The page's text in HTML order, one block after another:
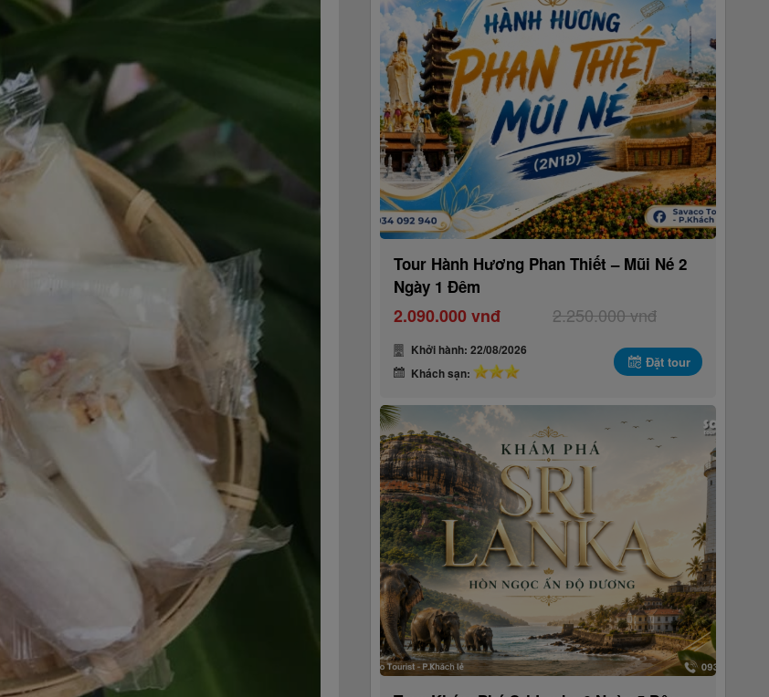
Tour Hành Hương Phan Thiết – Mũi Né 2
Ngày 1 Đêm
2.090.000 vnđ 2.250.000 vnđ
Khởi hành: 22/08/2026
Khách sạn:
Đặt tour